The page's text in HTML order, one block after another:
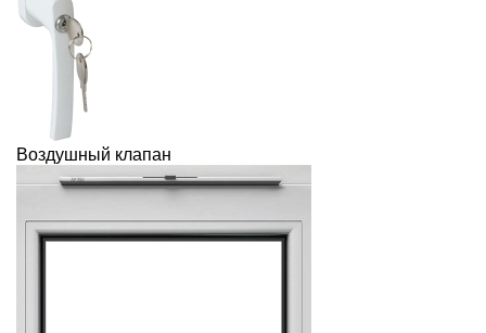
Воздушный клапан